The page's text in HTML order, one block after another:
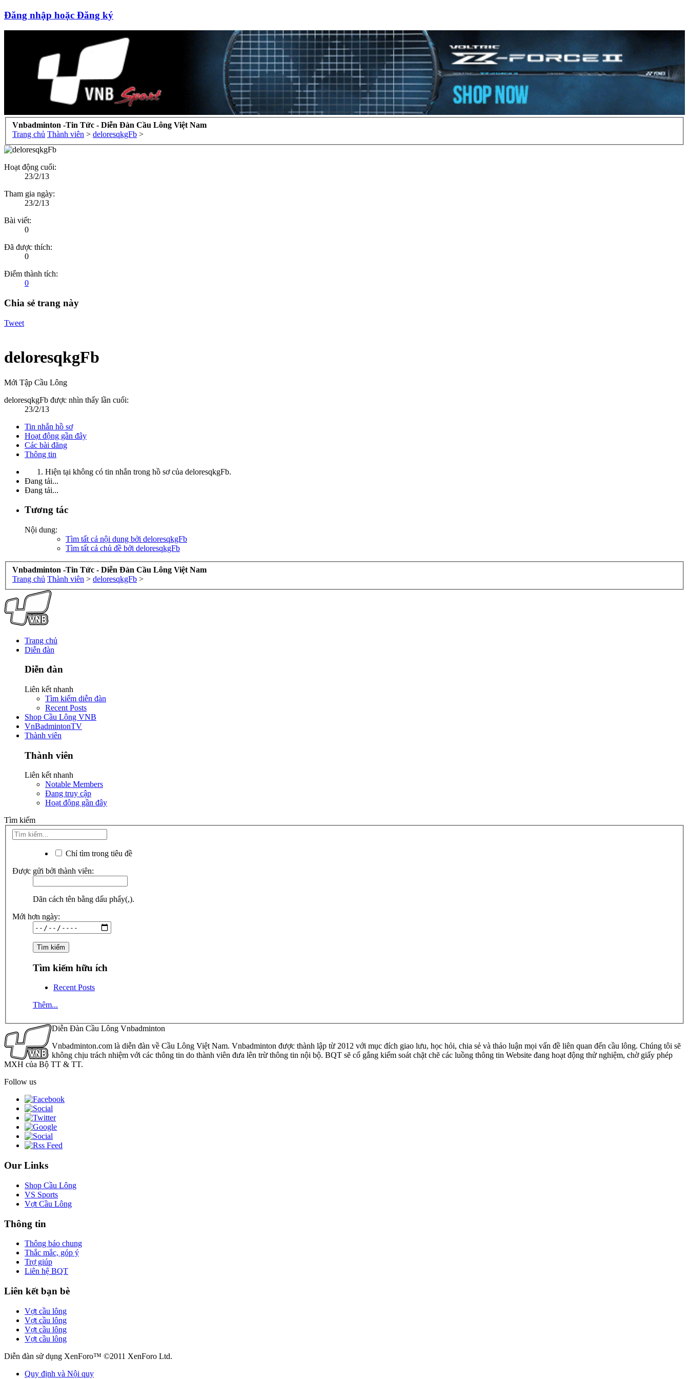
Đăng nhập hoặc Đăng ký
Vnbadminton -Tin Tức - Diễn Đàn Cầu Lông Việt Nam
Trang chủ Thành viên > deloresqkgFb >
Hoạt động cuối:
23/2/13
Tham gia ngày:
23/2/13
Bài viết:
0
Đã được thích:
0
Điểm thành tích:
0
Chia sẻ trang này
Tweet
deloresqkgFb
Mới Tập Cầu Lông
deloresqkgFb được nhìn thấy lần cuối:
23/2/13
Tin nhắn hồ sơ
Hoạt động gần đây
Các bài đăng
Thông tin
Hiện tại không có tin nhắn trong hồ sơ của deloresqkgFb.
Đang tải...
Đang tải...
Tương tác
Nội dung:
Tìm tất cả nội dung bởi deloresqkgFb
Tìm tất cả chủ đề bởi deloresqkgFb
Vnbadminton -Tin Tức - Diễn Đàn Cầu Lông Việt Nam
Trang chủ Thành viên > deloresqkgFb >
Trang chủ
Diễn đàn
Diễn đàn
Liên kết nhanh
Tìm kiếm diễn đàn
Recent Posts
Shop Cầu Lông VNB
VnBadmintonTV
Thành viên
Thành viên
Liên kết nhanh
Notable Members
Đang truy cập
Hoạt động gần đây
Tìm kiếm
Chỉ tìm trong tiêu đề
Được gửi bởi thành viên:
Dãn cách tên bằng dấu phẩy(,).
Mới hơn ngày:
Tìm kiếm hữu ích
Recent Posts
Thêm...
Diễn Đàn Cầu Lông Vnbadminton
Vnbadminton.com là diễn đàn về Cầu Lông Việt Nam. Vnbadminton được thành lập từ 2012 với mục đích giao lưu, học hỏi, chia sẻ và thảo luận mọi vấn đề liên quan đến cầu lông. Chúng tôi sẽ
không chịu trách nhiệm với các thông tin do thành viên đưa lên trừ thông tin nội bộ. BQT sẽ cố gắng kiểm soát chặt chẽ các luồng thông tin Website đang hoạt động thử nghiệm, chờ giấy phép
MXH của Bộ TT & TT.
Follow us
Our Links
Shop Cầu Lông
VS Sports
Vợt Cầu Lông
Thông tin
Thông báo chung
Thắc mắc, góp ý
Trợ giúp
Liên hệ BQT
Liên kết bạn bè
Vợt cầu lông
Vợt cầu lông
Vợt cầu lông
Vợt cầu lông
Diễn đàn sử dụng XenForo™ ©2011 XenForo Ltd.
Quy định và Nội quy